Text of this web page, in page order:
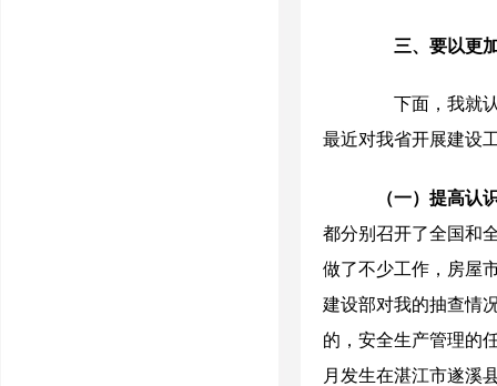
三、要以更
下面，我就认
最近对我省开展建设
（一）提高认
都分别召开了全国和
做了不少工作，房屋
建设部对我的抽查情
的，安全生产管理的
月发生在湛江市遂溪